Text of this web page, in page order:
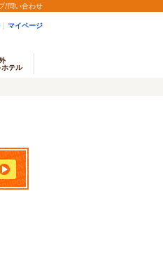
/問い合わせ
マイページ
テル